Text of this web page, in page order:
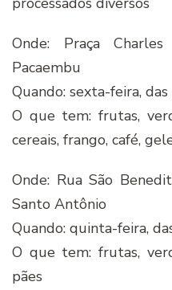
Onde: Praça
Pacaembu
Quando: sexta-feira,
O que tem: frutas,
cereais, frango, café,
Onde: Rua São
Santo Antônio
Quando: quinta-feira,
O que tem: frutas,
pães